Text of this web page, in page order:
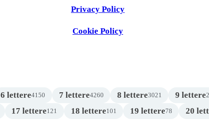
Privacy Policy
Cookie Policy
6 lettere4150 7 lettere4260 8 lettere3021 9 lettere
17 lettere121 18 lettere101 19 lettere78 20